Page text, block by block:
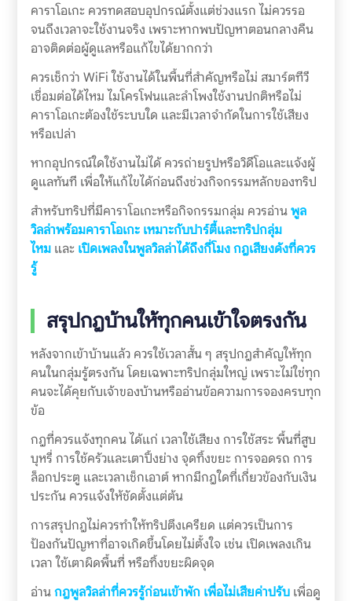
คาราโอเกะ ควรทดสอบอุปกรณ์ตั้งแต่ช่วงแรก ไม่ควรรอ
จนถึงเวลาจะใช้งานจริง เพราะหากพบปัญหาตอนกลางคืน
อาจติดต่อผู้ดูแลหรือแก้ไขได้ยากกว่า
ควรเช็กว่า WiFi ใช้งานได้ในพื้นที่สำคัญหรือไม่ สมาร์ตทีวี
เชื่อมต่อได้ไหม ไมโครโฟนและลำโพงใช้งานปกติหรือไม่
คาราโอเกะต้องใช้ระบบใด และมีเวลาจำกัดในการใช้เสียง
หรือเปล่า
หากอุปกรณ์ใดใช้งานไม่ได้ ควรถ่ายรูปหรือวิดีโอและแจ้งผู้
ดูแลทันที เพื่อให้แก้ไขได้ก่อนถึงช่วงกิจกรรมหลักของทริป
สำหรับทริปที่มีคาราโอเกะหรือกิจกรรมกลุ่ม ควรอ่านพูล
วิลล่าพร้อมคาราโอเกะ เหมาะกับปาร์ตี้และทริปกลุ่ม
ไหมและ เปิดเพลงในพูลวิลล่าได้ถึงกี่โมง กฎเสียงดังที่ควร
รู้
สรุปกฎบ้านให้ทุกคนเข้าใจตรงกัน
หลังจากเข้าบ้านแล้ว ควรใช้เวลาสั้น ๆ สรุปกฎสำคัญให้ทุก
คนในกลุ่มรู้ตรงกัน โดยเฉพาะทริปกลุ่มใหญ่ เพราะไม่ใช่ทุก
คนจะได้คุยกับเจ้าของบ้านหรืออ่านข้อความการจองครบทุก
ข้อ
กฎที่ควรแจ้งทุกคน ได้แก่ เวลาใช้เสียง การใช้สระ พื้นที่สูบ
บุหรี่ การใช้ครัวและเตาปิ้งย่าง จุดทิ้งขยะ การจอดรถ การ
ล็อกประตู และเวลาเช็กเอาต์ หากมีกฎใดที่เกี่ยวข้องกับเงิน
ประกัน ควรแจ้งให้ชัดตั้งแต่ต้น
การสรุปกฎไม่ควรทำให้ทริปตึงเครียด แต่ควรเป็นการ
ป้องกันปัญหาที่อาจเกิดขึ้นโดยไม่ตั้งใจ เช่น เปิดเพลงเกิน
เวลา ใช้เตาผิดพื้นที่ หรือทิ้งขยะผิดจุด
อ่านกฎพูลวิลล่าที่ควรรู้ก่อนเข้าพัก เพื่อไม่เสียค่าปรับเพื่อดู